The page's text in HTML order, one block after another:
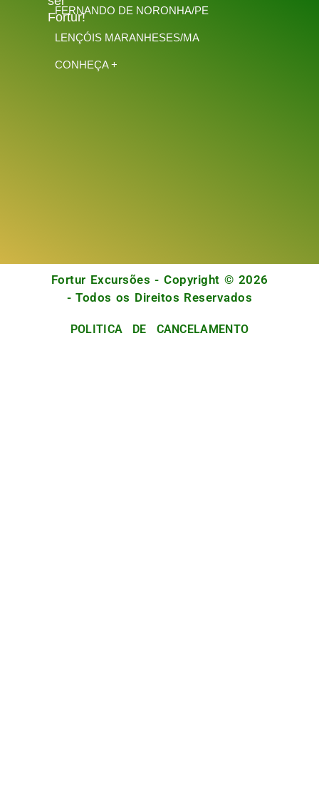
Fortur!
FERNANDO DE NORONHA/PE
LENÇÓIS MARANHESES/MA
CONHEÇA +
Fortur Excursões - Copyright © 2026
- Todos os Direitos Reservados
POLITICA DE CANCELAMENTO